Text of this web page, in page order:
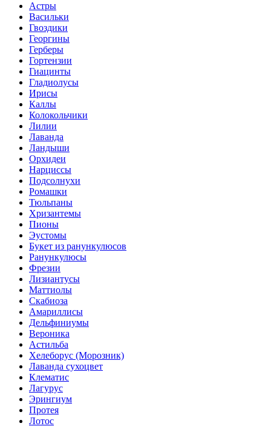
Астры
Васильки
Гвоздики
Георгины
Герберы
Гортензии
Гиацинты
Гладиолусы
Ирисы
Каллы
Колокольчики
Лилии
Лаванда
Ландыши
Орхидеи
Нарциссы
Подсолнухи
Ромашки
Тюльпаны
Хризантемы
Пионы
Эустомы
Букет из ранункулюсов
Ранункулюсы
Фрезии
Лизиантусы
Маттиолы
Скабиоза
Амариллисы
Дельфиниумы
Вероника
Астильба
Хелеборус (Морозник)
Лаванда сухоцвет
Клематис
Лагурус
Эрингиум
Протея
Лотос